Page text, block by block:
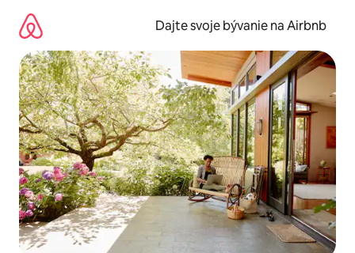
obsah.
Dajte svoje bývanie na Airbnb